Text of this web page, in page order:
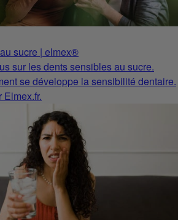
sucre | elmex®
sur les dents sensibles au sucre.
se développe la sensibilité dentaire.
Elmex.fr.